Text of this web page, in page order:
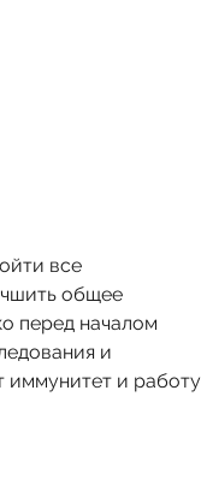
все
общее
перед началом
и
иммунитет и работу